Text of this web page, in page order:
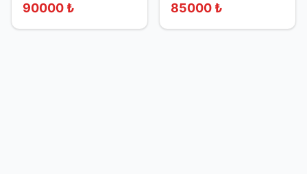
90000 ₺ 85000 ₺